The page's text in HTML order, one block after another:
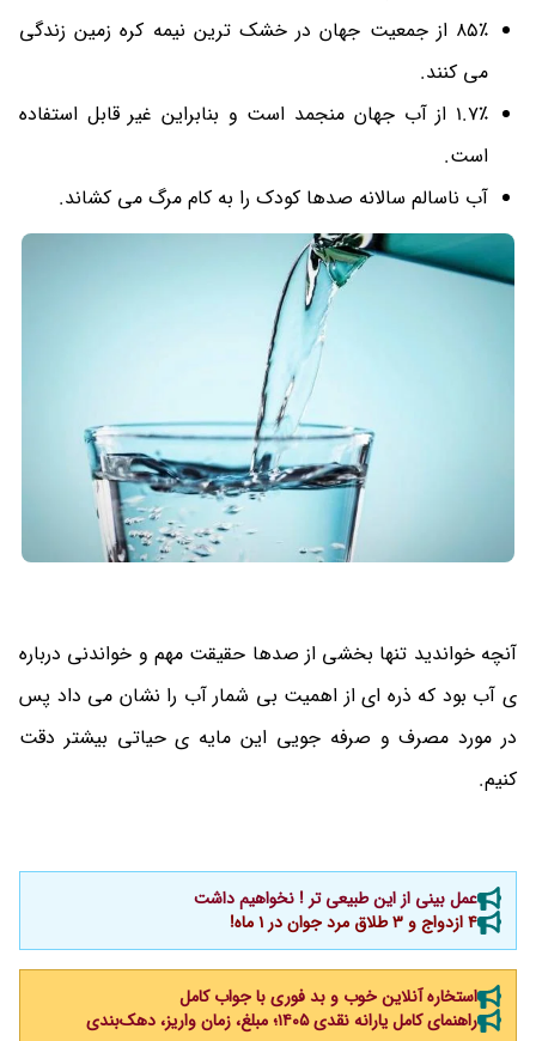
85٪ از جمعیت جهان در خشک ترین نیمه کره زمین زندگی
می کنند.
1.7٪ از آب جهان منجمد است و بنابراین غیر قابل استفاده
است.
آب ناسالم سالانه صدها کودک را به کام مرگ می کشاند.
آنچه خواندید تنها بخشی از صدها حقیقت مهم و خواندنی درباره
ی آب بود که ذره ای از اهمیت بی شمار آب را نشان می داد پس
در مورد مصرف و صرفه جویی این مایه ی حیاتی بیشتر دقت
کنیم.
عمل بینی از این طبیعی تر ! نخواهیم داشت
4 ازدواج و 3 طلاق مرد جوان در 1 ماه!
استخاره آنلاین خوب و بد فوری با جواب کامل
راهنمای کامل یارانه نقدی ۱۴۰۵؛ مبلغ، زمان واریز، دهک‌بندی